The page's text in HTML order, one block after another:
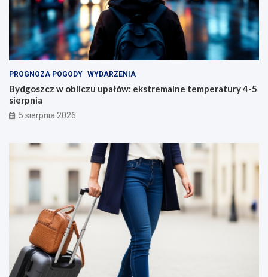
PROGNOZA POGODY WYDARZENIA
Bydgoszcz w obliczu upałów: ekstremalne temperatury 4-5
sierpnia
5 sierpnia 2026